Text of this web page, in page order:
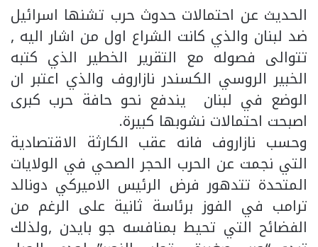
الحديث عن احتمالات حدوث حرب تشنها اسرائيل
ضد لبنان والذي كانت الشراع اول من اشار اليه ,
تتوالى فصوله مع التقرير الخطير الذي كتبه
الخبير الروسي الكسندر نازاروف والذي اعتبر ان
الوضع في لبنان يندفع نحو حافة حرب كبرى
اصبحت احتمالات نشوبها كبيرة.
وحسب نازاروف فانه عقب الكارثة الاقتصادية
التي نجمت عن الحرب الحجر الصحي في الولايات
المتحدة تتدهور فرض الرئيس الاميركي دونالد
ترامب في الفوز برئاسة ثانية على الرغم من
الفضائح التي تحيط بمنافسه جو بايدن ,ولذلك